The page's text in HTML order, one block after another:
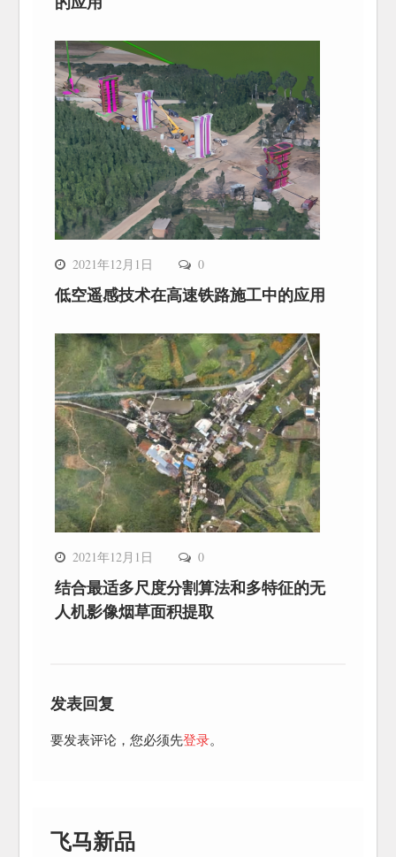
2021年12月1日 0
低空遥感技术在高速铁路施工中的应用
2021年12月1日 0
结合最适多尺度分割算法和多特征的无
人机影像烟草面积提取
发表回复
要发表评论，您必须先登录。
飞马新品